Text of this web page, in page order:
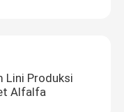
Lini Produksi
Alfalfa